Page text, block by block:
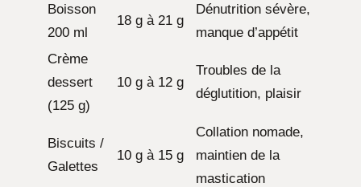
Boisson
200 ml
18 g à 21 g
Dénutrition sévère,
manque d’appétit
Crème
dessert
(125 g)
10 g à 12 g
Troubles de la
déglutition, plaisir
Biscuits /
Galettes
10 g à 15 g
Collation nomade,
maintien de la
mastication